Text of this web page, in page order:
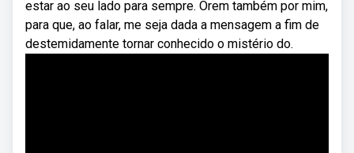
estar ao seu lado para sempre. Orem também por mim,
para que, ao falar, me seja dada a mensagem a fim de
destemidamente tornar conhecido o mistério do.